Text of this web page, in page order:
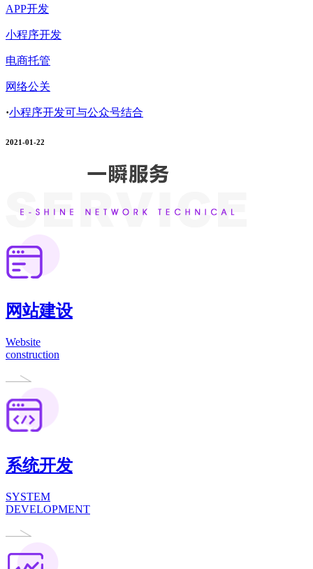
APP开发
小程序开发
电商托管
网络公关
·小程序开发可与公众号结合
2021-01-22
网站建设
Website
construction
系统开发
SYSTEM
DEVELOPMENT